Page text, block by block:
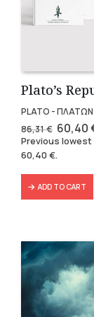
PLATO - ΠΛΑΤΩΝ
86,31€
price
was:
86,31 €.
60,40
Previous
60,40€.
ADD TO CART